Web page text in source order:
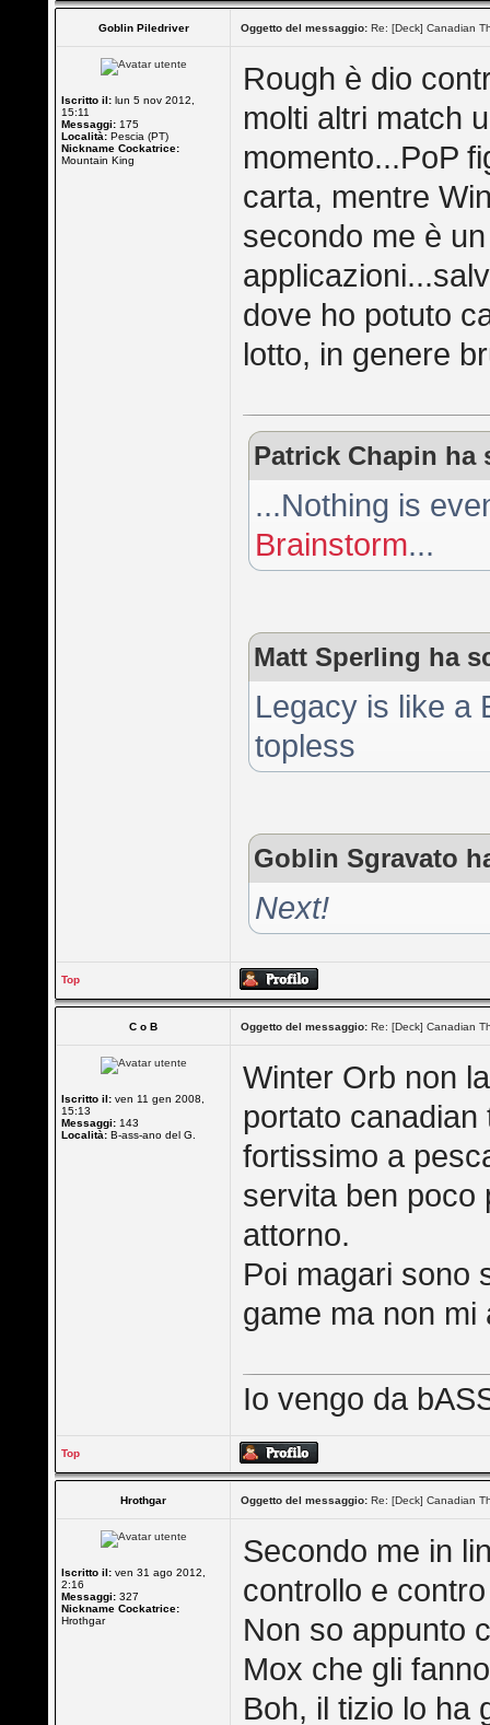
Goblin Piledriver Oggetto del messaggio: Re: [Deck] Canadian
Iscritto il: lun 5 nov 2012,
15:11
Messaggi: 175
Località: Pescia (PT)
Nickname Cockatrice:
Mountain King
Rough è dio
molti altri match
momento...PoP
carta, mentre
secondo me è
dove ho potuto
lotto, in genere
Patrick Chapin ha
...Nothing is
Brainstorm...
Matt Sperling ha
Legacy is like a
topless
Goblin Sgravato
Next!
Top
C o B Oggetto del messaggio: Re: [Deck] Canadian
Iscritto il: ven 11 gen 2008,
15:13
Messaggi: 143
Località: B-ass-ano del G.
Winter Orb non
portato
fortissimo a
servita ben poco
attorno.
Poi magari sono
game ma non mi
Io vengo da
Top
Hrothgar Oggetto del messaggio: Re: [Deck] Canadian
Iscritto il: ven 31 ago 2012,
2:16
Messaggi: 327
Nickname Cockatrice:
Hrothgar
Secondo me in
controllo e
Non so appunto
Mox che gli
Boh, il tizio lo ha